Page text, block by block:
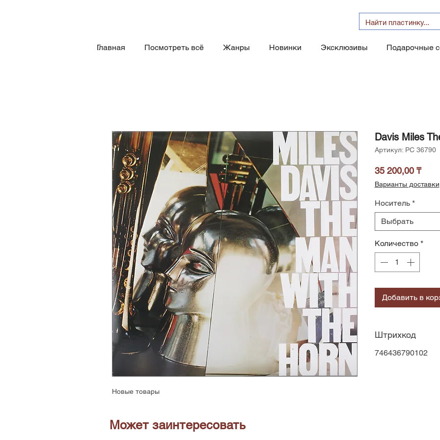
Главная Посмотреть всё Жанры Новинки Эксклюзивы Подарочные
Новые товары
Davis Miles
Артикул: PC 36790
35 200,00 ₸
Варианты доставки
Носитель *
Выбрать
Количество *
Добавить в
Штрихкод
746436790102
Может заинтересовать